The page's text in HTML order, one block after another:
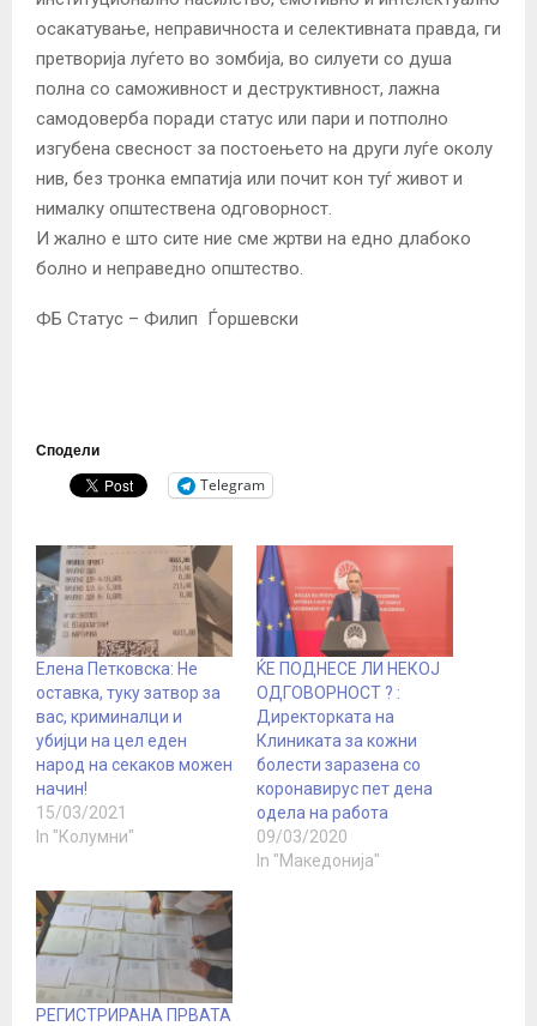
осакатување, неправичноста и селективната правда, ги
претворија луѓето во зомбија, во силуети со душа
полна со саможивност и деструктивност, лажна
самодоверба поради статус или пари и потполно
изгубена свесност за постоењето на други луѓе околу
нив, без тронка емпатија или почит кон туѓ живот и
нималку општествена одговорност.
И жално е што сите ние сме жртви на едно длабоко
болно и неправедно општество.
ФБ Статус – Филип Ѓоршевски
Сподели
Telegram
Елена Петковска: Не
оставка, туку затвор за
вас, криминалци и
убијци на цел еден
народ на секаков можен
начин!
15/03/2021
In "Колумни"
ЌЕ ПОДНЕСЕ ЛИ НЕКОЈ
ОДГОВОРНОСТ ? :
Директорката на
Клиниката за кожни
болести заразена со
коронавирус пет дена
одела на работа
09/03/2020
In "Македонија"
РЕГИСТРИРАНА ПРВАТА